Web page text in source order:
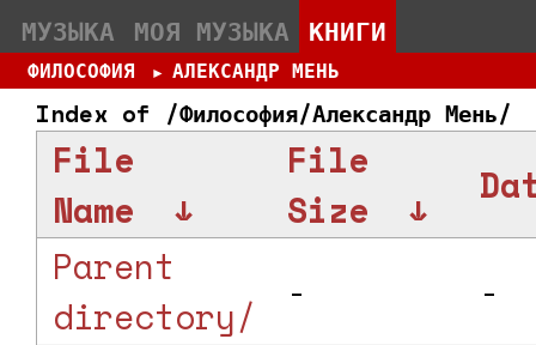
МУЗЫКА МОЯ МУЗЫКА КНИГИ
ФИЛОСОФИЯ ► АЛЕКСАНДР МЕНЬ
Index of /Философия/Александр Мень/
File
Name
↓
File
Size
↓
Parent
directory/
- -